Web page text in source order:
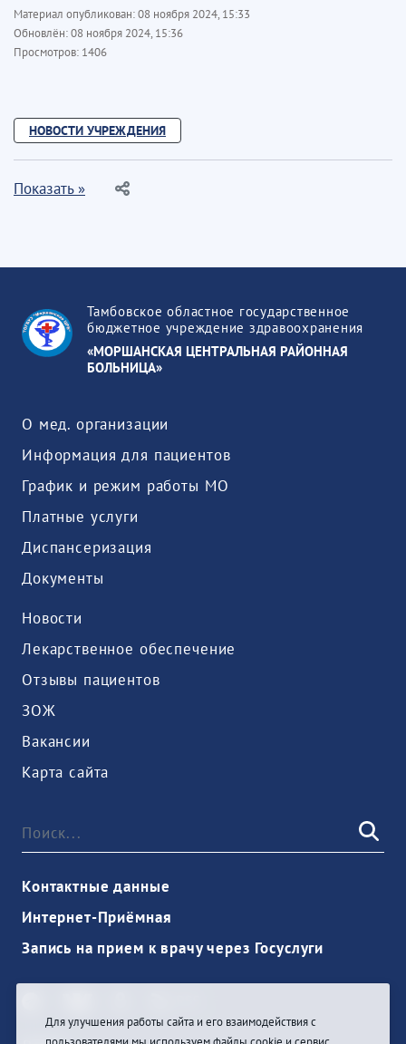
Материал опубликован:08 ноября 2024, 15:33
Обновлён:08 ноября 2024, 15:36
Просмотров: 1406
НОВОСТИ УЧРЕЖДЕНИЯ
Показать »
Тамбовское областное государственное
бюджетное учреждение здравоохранения
«МОРШАНСКАЯ ЦЕНТРАЛЬНАЯ РАЙОННАЯ
БОЛЬНИЦА»
О мед. организации
Информация для пациентов
График и режим работы МО
Платные услуги
Диспансеризация
Документы
Новости
Лекарственное обеспечение
Отзывы пациентов
ЗОЖ
Вакансии
Карта сайта
Контактные данные
Интернет-Приёмная
Запись на прием к врачу через Госуслуги
Для улучшения работы сайта и его взаимодействия с